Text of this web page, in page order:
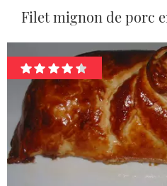
Filet mignon de porc